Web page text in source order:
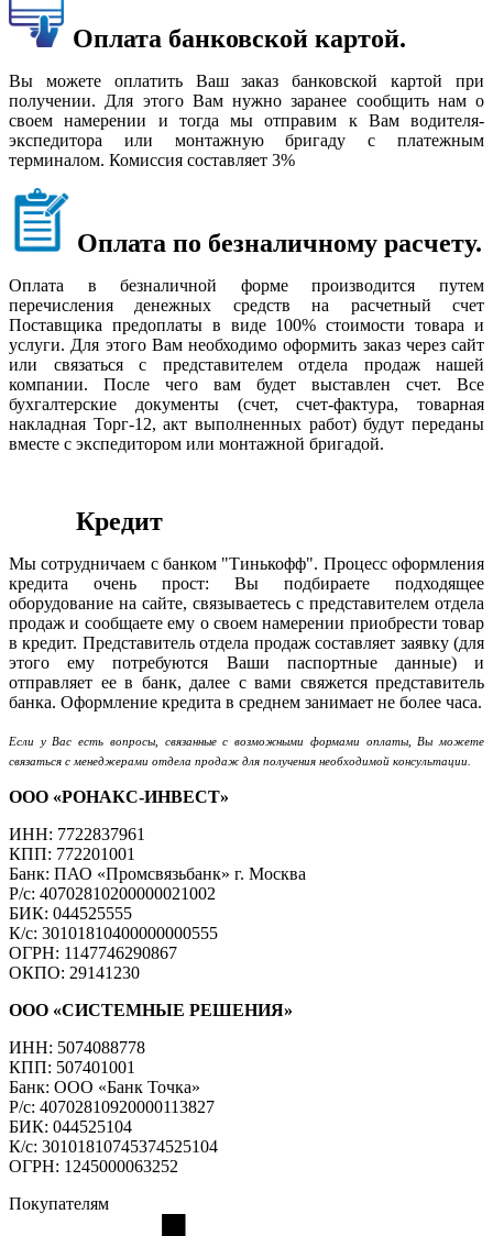
Оплата банковской картой.
Вы можете оплатить Ваш заказ банковской картой при
получении. Для этого Вам нужно заранее сообщить нам о
своем намерении и тогда мы отправим к Вам водителя-
экспедитора или монтажную бригаду с платежным
терминалом. Комиссия составляет 3%
Оплата по безналичному расчету.
Оплата в безналичной форме производится путем
перечисления денежных средств на расчетный счет
Поставщика предоплаты в виде 100% стоимости товара и
услуги. Для этого Вам необходимо оформить заказ через сайт
или связаться с представителем отдела продаж нашей
компании. После чего вам будет выставлен счет. Все
бухгалтерские документы (счет, счет-фактура, товарная
накладная Торг-12, акт выполненных работ) будут переданы
вместе с экспедитором или монтажной бригадой.
Кредит
Мы сотрудничаем с банком "Тинькофф". Процесс оформления
кредита очень прост: Вы подбираете подходящее
оборудование на сайте, связываетесь с представителем отдела
продаж и сообщаете ему о своем намерении приобрести товар
в кредит. Представитель отдела продаж составляет заявку (для
этого ему потребуются Ваши паспортные данные) и
отправляет ее в банк, далее с вами свяжется представитель
банка. Оформление кредита в среднем занимает не более часа.
Если у Вас есть вопросы, связанные с возможными формами оплаты, Вы можете
связаться с менеджерами отдела продаж для получения необходимой консультации.
ООО «РОНАКС-ИНВЕСТ»
ИНН: 7722837961
КПП: 772201001
Банк: ПАО «Промсвязьбанк» г. Москва
Р/с: 40702810200000021002
БИК: 044525555
К/с: 30101810400000000555
ОГРН: 1147746290867
ОКПО: 29141230
ООО «СИСТЕМНЫЕ РЕШЕНИЯ»
ИНН: 5074088778
КПП: 507401001
Банк: ООО «Банк Точка»
Р/с: 40702810920000113827
БИК: 044525104
К/с: 30101810745374525104
ОГРН: 1245000063252
Покупателям